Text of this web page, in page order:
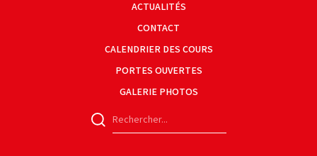
ACTUALITÉS
CONTACT
CALENDRIER DES COURS
PORTES OUVERTES
GALERIE PHOTOS